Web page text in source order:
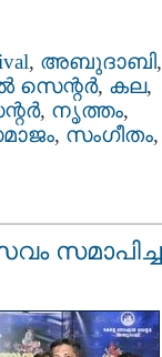
, അബുദാബി,
, കല,
, നൃത്തം,
, സംഗീതം,